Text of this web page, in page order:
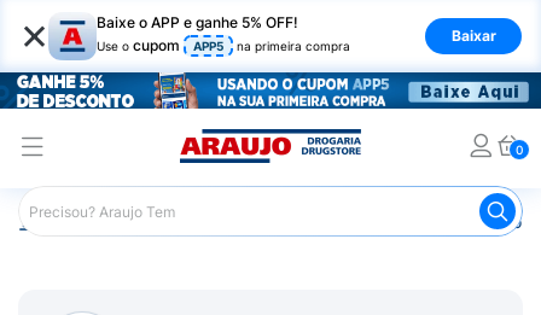
× Baixe o APP e ganhe 5% OFF!
Use o cupom APP5 na primeira compra
Baixar
0
Araujo Medicamentos Remédio para Sistema Nervoso